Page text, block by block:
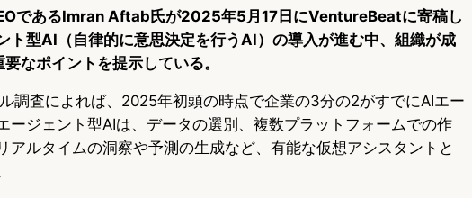
であるImran Aftab氏が2025年5月17日にVentureBeatに寄稿し
ト型AI（自律的に意思決定を行うAI）の導入が進む中、組織が成
なポイントを提示している。
調査によれば、2025年初頭の時点で企業の3分の2がすでにAIエー
ージェント型AIは、データの選別、複数プラットフォームでの作
アルタイムの洞察や予測の生成など、有能な仮想アシスタントと